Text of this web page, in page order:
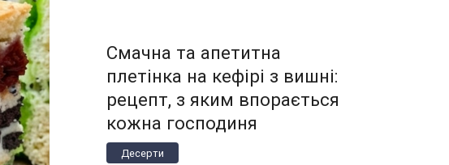
Смачна та апетитна
плетінка на кефірі з вишні:
рецепт, з яким впорається
кожна господиня
Десерти